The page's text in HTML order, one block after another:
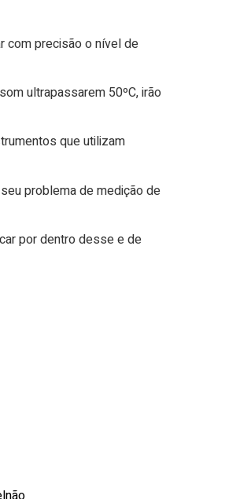
com precisão o nível de
ultrapassarem 50ºC, irão
que utilizam
problema de medição de
por dentro desse e de